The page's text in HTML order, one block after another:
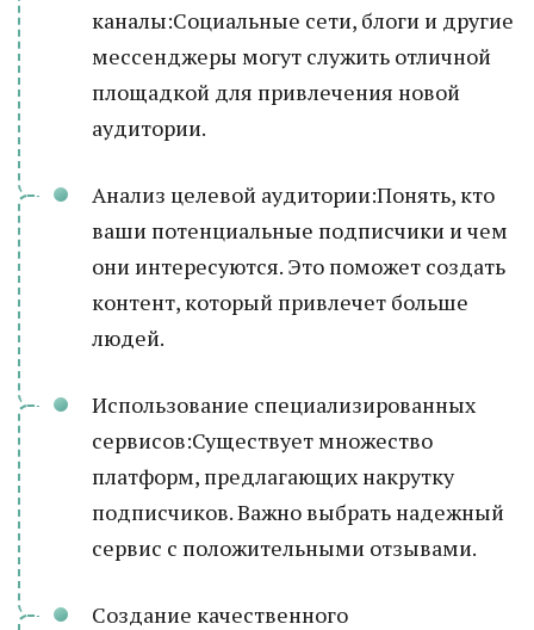
каналы:Социальные сети, блоги и другие
мессенджеры могут служить отличной
площадкой для привлечения новой
аудитории.
Анализ целевой аудитории:Понять, кто
ваши потенциальные подписчики и чем
они интересуются. Это поможет создать
контент, который привлечет больше
людей.
Использование специализированных
сервисов:Существует множество
платформ, предлагающих накрутку
подписчиков. Важно выбрать надежный
сервис с положительными отзывами.
Создание качественного